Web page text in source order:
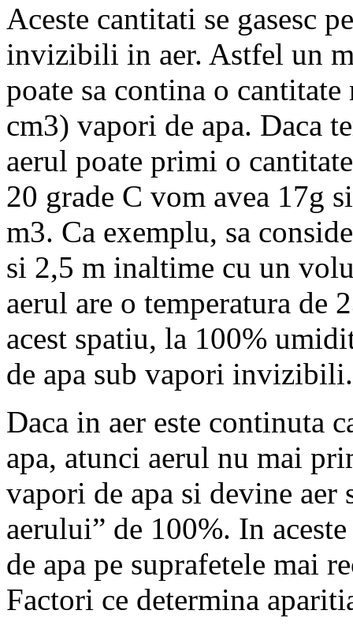
Aceste cantitati se gasesc
invizibili in aer. Astfel un
poate sa contina o
cm3) vapori de apa. Daca
aerul poate primi o
20 grade C vom avea 17g
m3. Ca exemplu, sa
si 2,5 m inaltime cu un
aerul are o temperatura de
acest spatiu, la 100%
de apa sub vapori invizibili.
Daca in aer este continuta
apa, atunci aerul nu mai
vapori de apa si devine aer
aerului” de 100%. In
de apa pe suprafetele mai
Factori ce determina